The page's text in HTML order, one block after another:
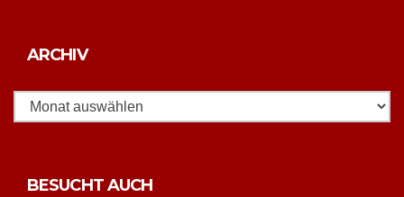
ARCHIV
BESUCHT AUCH